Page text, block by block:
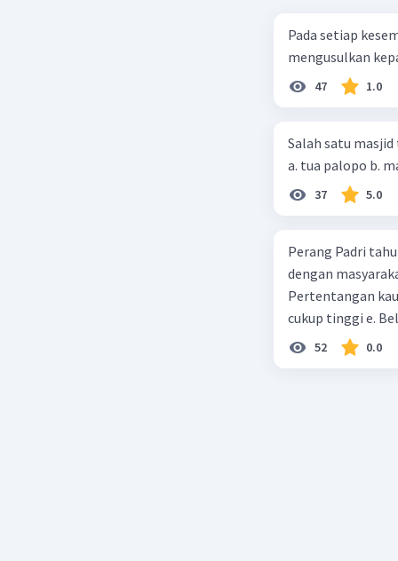
Beri
Erwin A
Politik
Politik
Pada setiap
mengusulkan
47 1.0
Salah satu
37 5.0
Perang Padri
dengan
Pertentangan
cukup tinggi e.
52 0.0